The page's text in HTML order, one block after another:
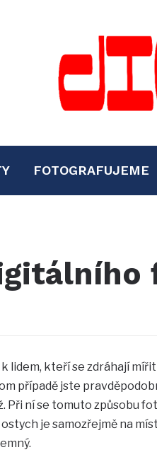
FOTOGRAFUJEME
lidem, kteří se zdráhají
případě jste
Při ní se tomuto způsobu
je samozřejmě na